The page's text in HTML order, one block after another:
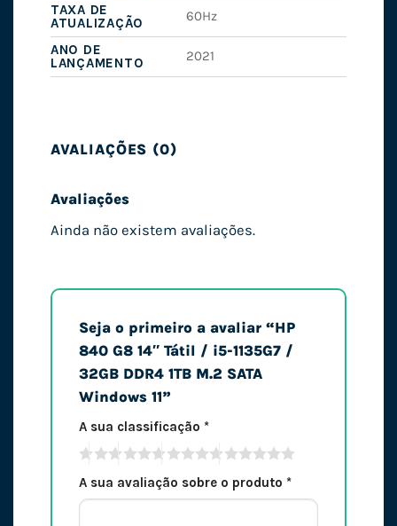
TAXA DE
ATUALIZAÇÃO
60Hz
ANO DE
LANÇAMENTO
2021
AVALIAÇÕES (0)
Avaliações
Ainda não existem avaliações.
Seja o primeiro a avaliar “HP
840 G8 14″ Tátil / i5-1135G7 /
32GB DDR4 1TB M.2 SATA
Windows 11”
A sua classificação *
A sua avaliação sobre o produto *